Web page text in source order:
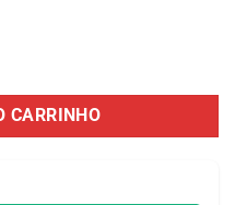
Hot Sentidos Big Apple - 30
CARRINHO